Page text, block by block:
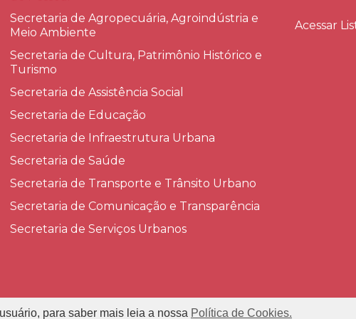
Secretaria de Agropecuária, Agroindústria e
Meio Ambiente
Secretaria de Cultura, Patrimônio Histórico e
Turismo
Secretaria de Assistência Social
Secretaria de Educação
Secretaria de Infraestrutura Urbana
Secretaria de Saúde
Secretaria de Transporte e Trânsito Urbano
Secretaria de Comunicação e Transparência
Secretaria de Serviços Urbanos
Acessar
Prefeitura Municipal de Conceição das Alagoas
para saber mais leia a nossa Política de Cookies.